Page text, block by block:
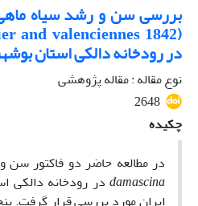
and valenciennes 1842)
در رودخانه دالکی استان
نوع مقاله : مقاله پژوهشی
2648
چکیده
در مطالعه حاضر دو فاکتور
damascina در رودخانه دالکی
ایران مورد بررسی قرار گرفت.